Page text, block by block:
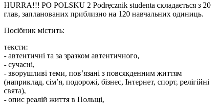
HURRA!!! PO POLSKU 2 Podręcznik studenta складається з 20
глав, запланованих приблизно на 120 навчальних одиниць.
Посібник містить:
тексти:
- автентичні та за зразком автентичного,
- сучасні,
- зворушливі теми, пов’язані з повсякденним життям
(наприклад, сім’я, подорожі, бізнес, Інтернет, спорт, релігійні
свята),
- опис реалій життя в Польщі,